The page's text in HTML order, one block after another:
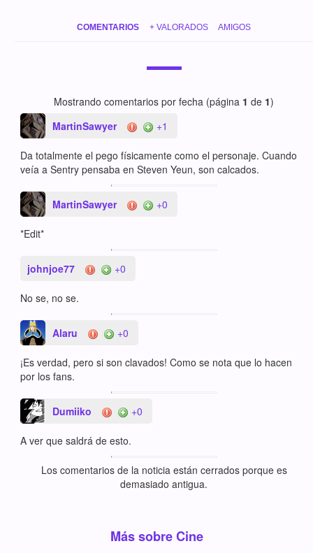
COMENTARIOS + VALORADOS AMIGOS
Mostrando comentarios por fecha (página 1 de 1)
MartinSawyer
+1
Da totalmente el pego físicamente como el personaje. Cuando
veía a Sentry pensaba en Steven Yeun, son calcados.
MartinSawyer +0
*Edit*
johnjoe77 +0
No se, no se.
Alaru +0
¡Es verdad, pero si son clavados! Como se nota que lo hacen
por los fans.
Dumiiko +0
A ver que saldrá de esto.
Los comentarios de la noticia están cerrados porque es
demasiado antigua.
Más sobre Cine